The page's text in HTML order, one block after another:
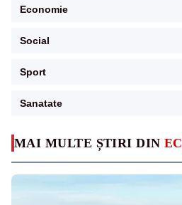
MAI MULTE ȘTIRI DIN
Economie
Social
Sport
Sanatate